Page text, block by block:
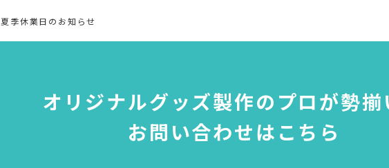
夏季休業日のお知らせ
オリジナルグッズ製作のプロが勢
お問い合わせはこちら